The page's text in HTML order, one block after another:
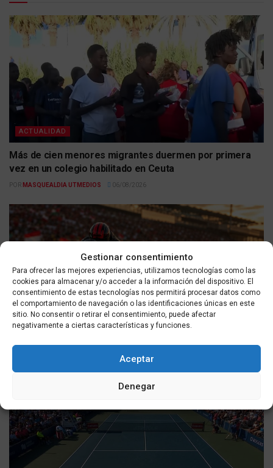
Gestionar consentimiento
Para ofrecer las mejores experiencias, utilizamos tecnologías como las
cookies para almacenar y/o acceder a la información del dispositivo. El
consentimiento de estas tecnologías nos permitirá procesar datos como
el comportamiento de navegación o las identificaciones únicas en este
sitio. No consentir o retirar el consentimiento, puede afectar
negativamente a ciertas características y funciones.
Aceptar
Denegar
ACTUALIDAD
Más de cien menores migrantes duermen por primera
vez en un colegio habilitado en Ceuta
POR MASQUEALDIA UTMEDIOS 06/08/2026
Gran Premio de Gran Bretaña de MotoGP 2026: horarios
y retransmisión en directo desde Silverstone
PORMASQUEALDIA UTMEDIOS 06/08/2026